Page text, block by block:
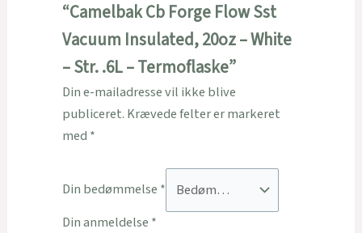
“Camelbak Cb Forge Flow Sst
Vacuum Insulated, 20oz – White
– Str. .6L – Termoflaske”
Din e-mailadresse vil ikke blive
publiceret. Krævede felter er markeret
med *
Din bedømmelse *
Din anmeldelse *